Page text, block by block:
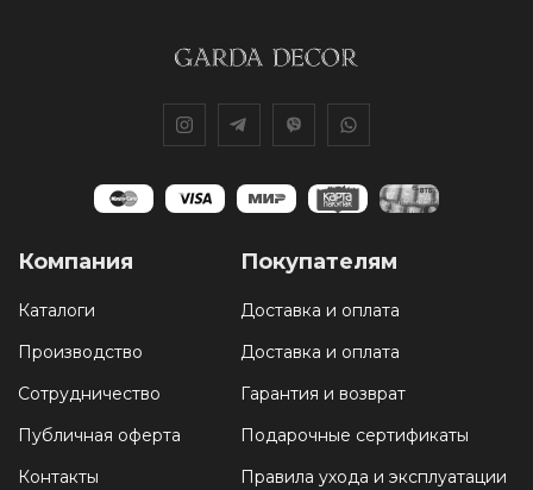
Компания
Каталоги
Производство
Сотрудничество
Публичная оферта
Контакты
Покупателям
Доставка и оплата
Доставка и оплата
Гарантия и возврат
Подарочные сертификаты
Правила ухода и эксплуатации